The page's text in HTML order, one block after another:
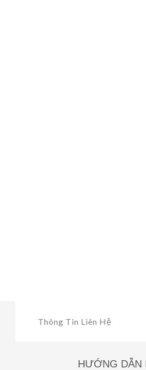
Thông Tin Liên Hệ
HƯỚNG DẪN